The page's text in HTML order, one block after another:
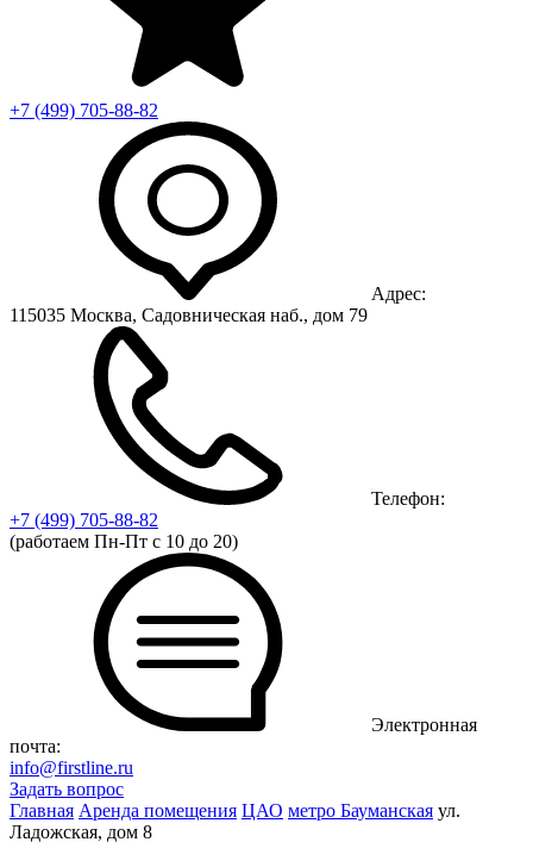
+7 (499) 705-88-82
Адрес:
115035 Москва, Садовническая наб., дом 79
Телефон:
+7 (499) 705-88-82
(работаем Пн-Пт с 10 до 20)
Электронная
почта:
info@firstline.ru
Задать вопрос
Главная Аренда помещения ЦАО метро Бауманская ул.
Ладожская, дом 8